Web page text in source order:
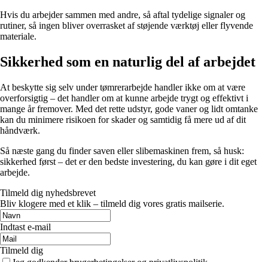
Hvis du arbejder sammen med andre, så aftal tydelige signaler og
rutiner, så ingen bliver overrasket af støjende værktøj eller flyvende
materiale.
Sikkerhed som en naturlig del af arbejdet
At beskytte sig selv under tømrerarbejde handler ikke om at være
overforsigtig – det handler om at kunne arbejde trygt og effektivt i
mange år fremover. Med det rette udstyr, gode vaner og lidt omtanke
kan du minimere risikoen for skader og samtidig få mere ud af dit
håndværk.
Så næste gang du finder saven eller slibemaskinen frem, så husk:
sikkerhed først – det er den bedste investering, du kan gøre i dit eget
arbejde.
Tilmeld dig nyhedsbrevet
Bliv klogere med et klik – tilmeld dig vores gratis mailserie.
Indtast e-mail
Tilmeld dig